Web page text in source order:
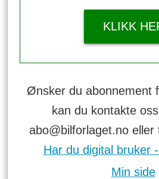
KLIKK
Ønsker du abonnement
kan du kontakte
abo@bilforlaget.no
Har du digital bruker
Min side